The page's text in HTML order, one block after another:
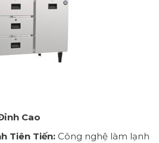
Cao
Tiên Tiến:Công nghệ làm lạnh